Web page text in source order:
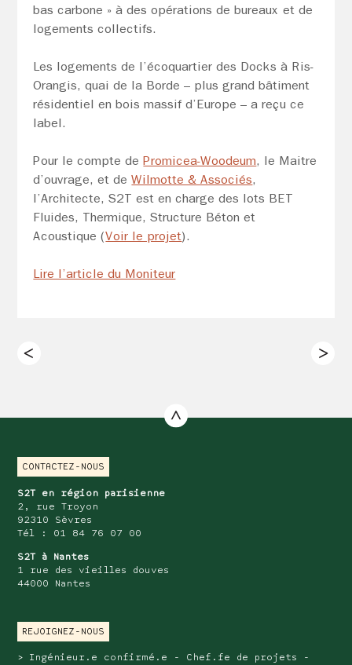
bas carbone » à des opérations de bureaux et de
logements collectifs.
Les logements de l’écoquartier des Docks à Ris-
Orangis, quai de la Borde – plus grand bâtiment
résidentiel en bois massif d’Europe – a reçu ce
label.
Pour le compte dePromicea-Woodeum, le Maitre
d’ouvrage, et deWilmotte & Associés,
l’Architecte, S2T est en charge des lots BET
Fluides, Thermique, Structure Béton et
Acoustique (Voir le projet).
Lire l’article du Moniteur
CONTACTEZ-NOUS
S2T en région parisienne
2, rue Troyon
92310 Sèvres
Tél : 01 84 76 07 00
S2T à Nantes
1 rue des vieilles douves
44000 Nantes
REJOIGNEZ-NOUS
Ingénieur.e confirmé.e - Chef.fe de projets -